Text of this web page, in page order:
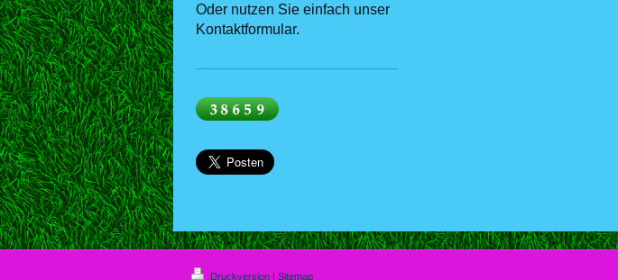
Oder nutzen Sie einfach unser
Kontaktformular.
Druckversion | Sitemap